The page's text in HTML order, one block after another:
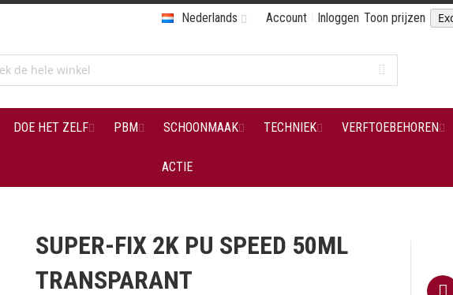
Account Inloggen Toon prijzen
Nederlands
DOE HET ZELF PBM SCHOONMAAK TECHNIEK VERFTOEBEHOREN
ACTIE
SUPER-FIX 2K PU SPEED 50ML
TRANSPARANT